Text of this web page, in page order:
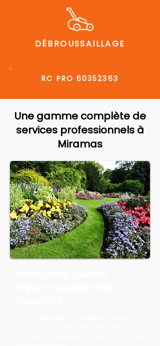
DÉBROUSSAILLAGE
RC PRO 60352363
Une gamme complète de
services professionnels à
Miramas